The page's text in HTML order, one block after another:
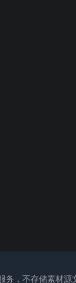
，不存储素材源